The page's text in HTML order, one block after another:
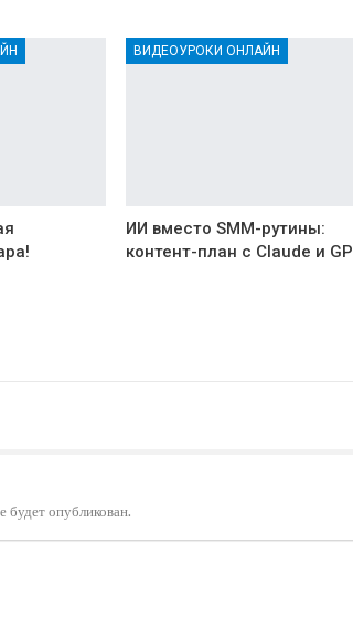
ВИДЕОУРОКИ ОНЛАЙН
ИИ вместо SMM-рутины:
контент-план с Claude и
будет опубликован.